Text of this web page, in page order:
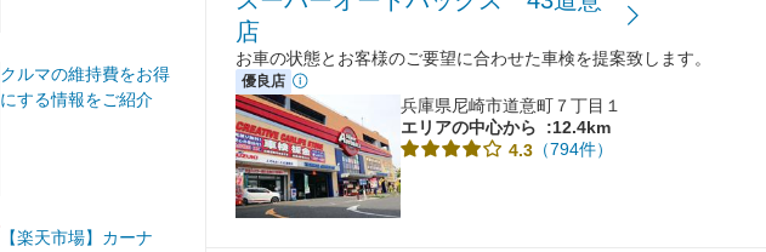
クルマの維持費をお得
にする情報をご紹介
【楽天市場】カーナ
店
お車の状態とお客様のご要望に合わせた車検を提案致します。
優良店
兵庫県尼崎市道意町７丁目１
エリアの中心から
:12.4km
4.3 （794件）